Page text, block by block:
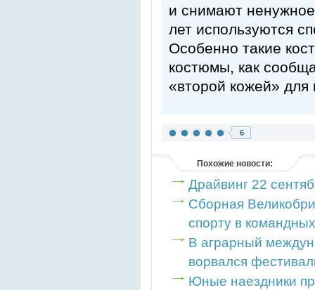
и снимают
лет используются
Особенно такие
костюмы, как
«второй кожей» для
6
Похожие новости:
Драйвинг 22
Сборная
спорту в
В аграрный
ворвался
Юные наездники